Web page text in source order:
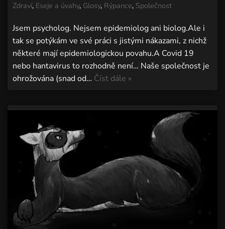
Zdraví, Eseje a úvahy, Glosy, Rýpance, Společnost
Jsem psycholog. Nejsem epidemiolog ani biolog.Ale i
tak se potýkám ve své práci s jistými nákazami, z nichž
některé mají epidemiologickou povahu.A Covid 19
nebo hantavirus to rozhodně není… Naše společnost je
ohrožována (snad od… Číst dále »